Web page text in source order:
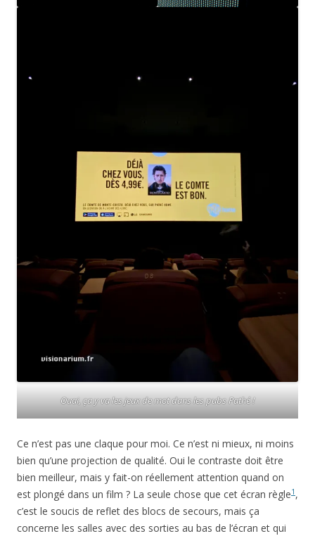
Ouai, ça y va les jeux de mot dans les pubs Pathé !
Ce n’est pas une claque pour moi. Ce n’est ni mieux, ni moins
bien qu’une projection de qualité. Oui le contraste doit être
bien meilleur, mais y fait-on réellement attention quand on
est plongé dans un film ? La seule chose que cet écran règle1 ,
c’est le soucis de reflet des blocs de secours, mais ça
concerne les salles avec des sorties au bas de l’écran et qui